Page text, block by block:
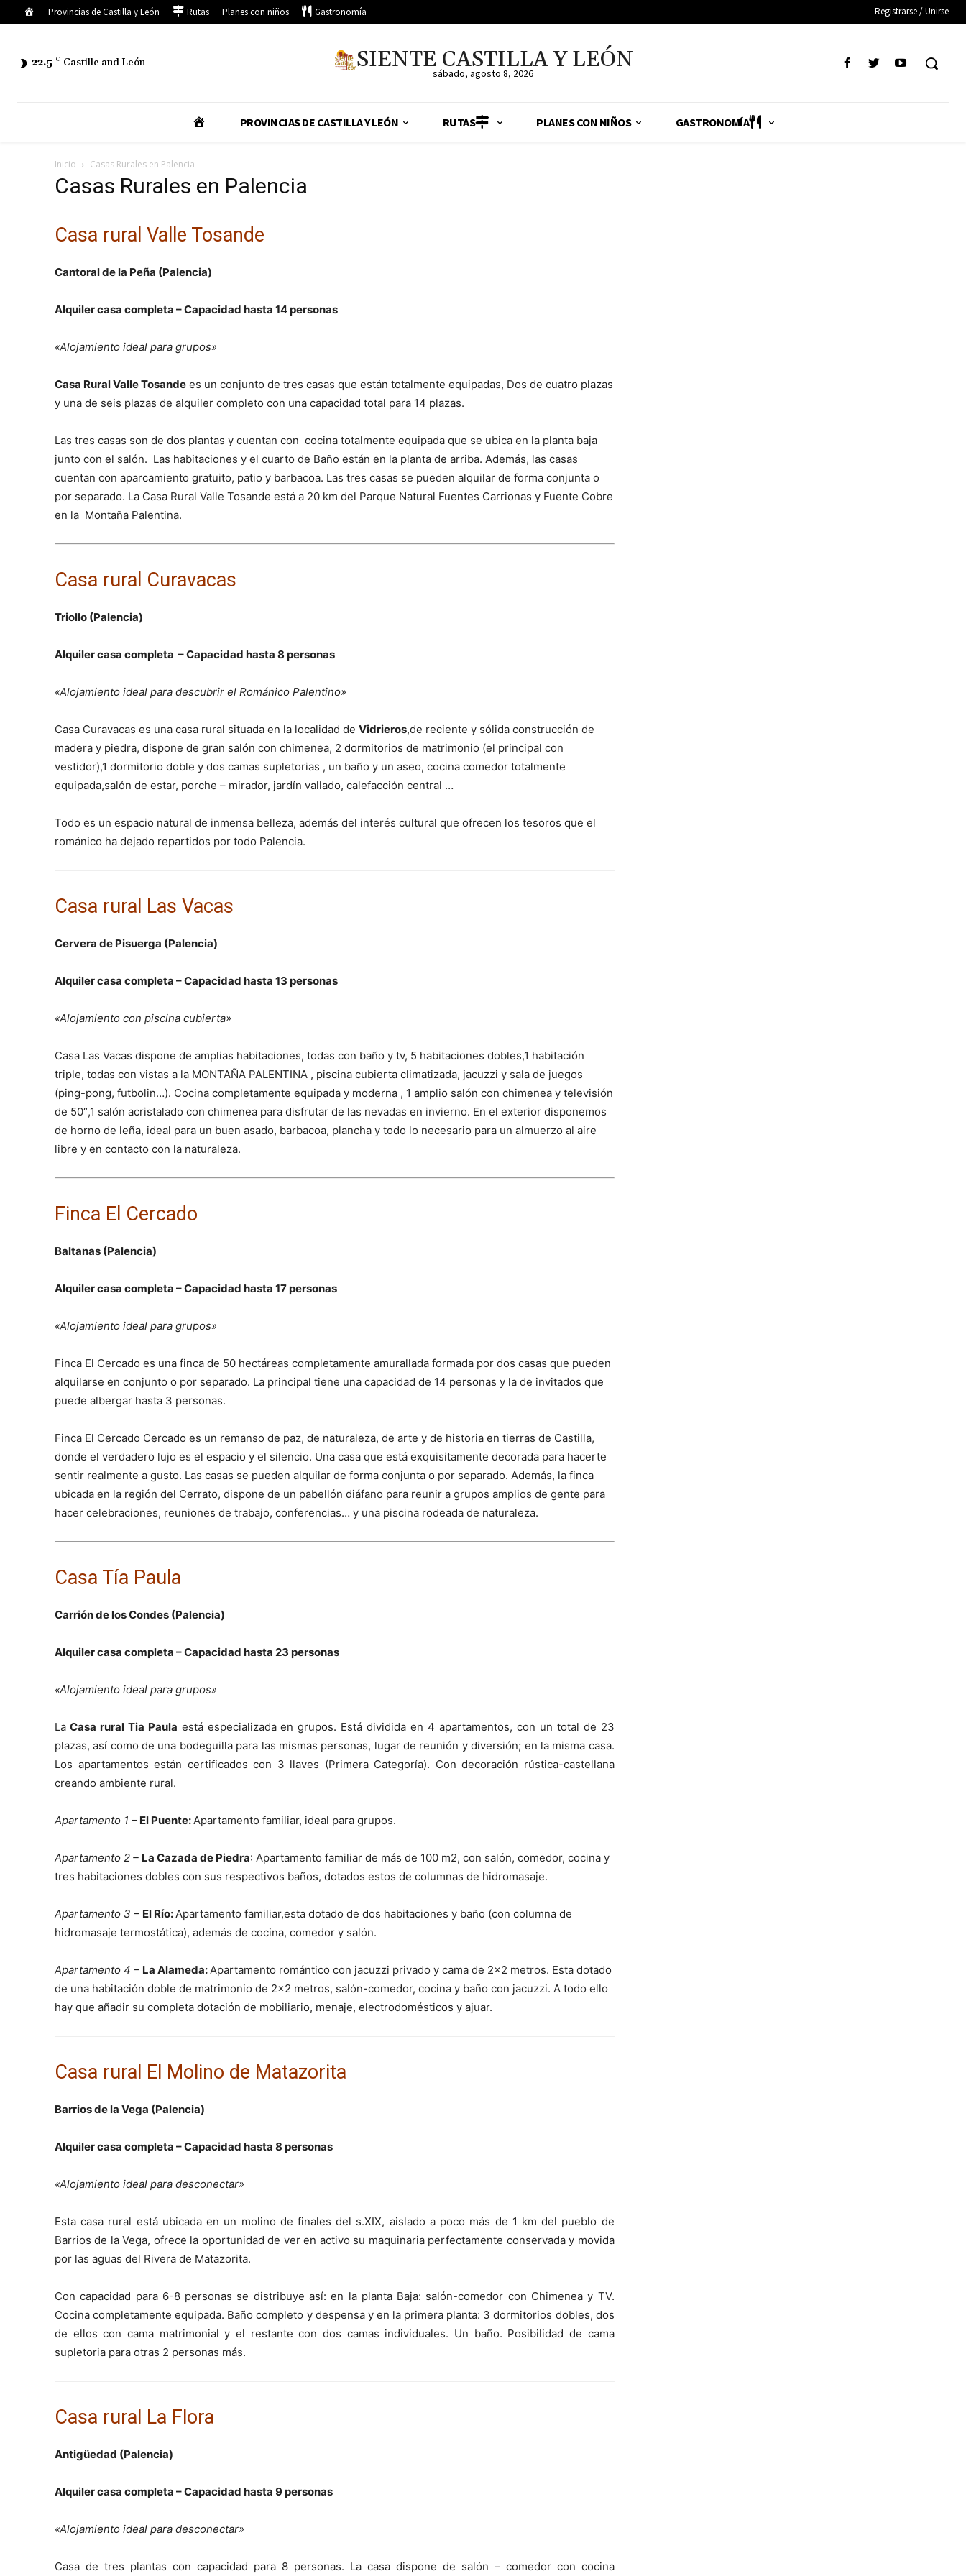
InicioProvincias de Castilla y León Rutas Planes con niños Gastronomía Registrarse / Unirse
22.5 C Castille and León SIENTE CASTILLA Y LEÓN
sábado, agosto 8, 2026
I
C
I
PROVINCIAS DE CASTILLA Y LEÓN RUTAS PLANES CON NIÑOS GASTRONOMÍA
Inicio Casas Rurales en Palencia
Casas Rurales en Palencia
Casa rural Valle Tosande
Cantoral de la Peña (Palencia)
Alquiler casa completa – Capacidad hasta 14 personas
«Alojamiento ideal para grupos»
Casa Rural Valle Tosande es un conjunto de tres casas que están totalmente equipadas, Dos de cuatro plazas
y una de seis plazas de alquiler completo con una capacidad total para 14 plazas.
Las tres casas son de dos plantas y cuentan con cocina totalmente equipada que se ubica en la planta baja
junto con el salón. Las habitaciones y el cuarto de Baño están en la planta de arriba. Además, las casas
cuentan con aparcamiento gratuito, patio y barbacoa. Las tres casas se pueden alquilar de forma conjunta o
por separado. La Casa Rural Valle Tosande está a 20 km del Parque Natural Fuentes Carrionas y Fuente Cobre
en la Montaña Palentina.
Casa rural Curavacas
Triollo (Palencia)
Alquiler casa completa – Capacidad hasta 8 personas
«Alojamiento ideal para descubrir el Románico Palentino»
Casa Curavacas es una casa rural situada en la localidad de Vidrieros,de reciente y sólida construcción de
madera y piedra, dispone de gran salón con chimenea, 2 dormitorios de matrimonio (el principal con
vestidor),1 dormitorio doble y dos camas supletorias , un baño y un aseo, cocina comedor totalmente
equipada,salón de estar, porche – mirador, jardín vallado, calefacción central …
Todo es un espacio natural de inmensa belleza, además del interés cultural que ofrecen los tesoros que el
románico ha dejado repartidos por todo Palencia.
Casa rural Las Vacas
Cervera de Pisuerga (Palencia)
Alquiler casa completa – Capacidad hasta 13 personas
«Alojamiento con piscina cubierta»
Casa Las Vacas dispone de amplias habitaciones, todas con baño y tv, 5 habitaciones dobles,1 habitación
triple, todas con vistas a la MONTAÑA PALENTINA , piscina cubierta climatizada, jacuzzi y sala de juegos
(ping-pong, futbolin…). Cocina completamente equipada y moderna , 1 amplio salón con chimenea y televisión
de 50″,1 salón acristalado con chimenea para disfrutar de las nevadas en invierno. En el exterior disponemos
de horno de leña, ideal para un buen asado, barbacoa, plancha y todo lo necesario para un almuerzo al aire
libre y en contacto con la naturaleza.
Finca El Cercado
Baltanas (Palencia)
Alquiler casa completa – Capacidad hasta 17 personas
«Alojamiento ideal para grupos»
Finca El Cercado es una finca de 50 hectáreas completamente amurallada formada por dos casas que pueden
alquilarse en conjunto o por separado. La principal tiene una capacidad de 14 personas y la de invitados que
puede albergar hasta 3 personas.
Finca El Cercado Cercado es un remanso de paz, de naturaleza, de arte y de historia en tierras de Castilla,
donde el verdadero lujo es el espacio y el silencio. Una casa que está exquisitamente decorada para hacerte
sentir realmente a gusto. Las casas se pueden alquilar de forma conjunta o por separado. Además, la finca
ubicada en la región del Cerrato, dispone de un pabellón diáfano para reunir a grupos amplios de gente para
hacer celebraciones, reuniones de trabajo, conferencias… y una piscina rodeada de naturaleza.
Casa Tía Paula
Carrión de los Condes (Palencia)
Alquiler casa completa – Capacidad hasta 23 personas
«Alojamiento ideal para grupos»
La Casa rural Tia Paula está especializada en grupos. Está dividida en 4 apartamentos, con un total de 23
plazas, así como de una bodeguilla para las mismas personas, lugar de reunión y diversión; en la misma casa.
Los apartamentos están certificados con 3 llaves (Primera Categoría). Con decoración rústica-castellana
creando ambiente rural.
Apartamento 1 – El Puente:Apartamento familiar, ideal para grupos.
Apartamento 2 – La Cazada de Piedra: Apartamento familiar de más de 100 m2, con salón, comedor, cocina y
tres habitaciones dobles con sus respectivos baños, dotados estos de columnas de hidromasaje.
Apartamento 3 – El Río:Apartamento familiar,esta dotado de dos habitaciones y baño (con columna de
hidromasaje termostática), además de cocina, comedor y salón.
Apartamento 4 – La Alameda:Apartamento romántico con jacuzzi privado y cama de 2×2 metros. Esta dotado
de una habitación doble de matrimonio de 2×2 metros, salón-comedor, cocina y baño con jacuzzi. A todo ello
hay que añadir su completa dotación de mobiliario, menaje, electrodomésticos y ajuar.
Casa rural El Molino de Matazorita
Barrios de la Vega (Palencia)
Alquiler casa completa – Capacidad hasta 8 personas
«Alojamiento ideal para desconectar»
Esta casa rural está ubicada en un molino de finales del s.XIX, aislado a poco más de 1 km del pueblo de
Barrios de la Vega, ofrece la oportunidad de ver en activo su maquinaria perfectamente conservada y movida
por las aguas del Rivera de Matazorita.
Con capacidad para 6-8 personas se distribuye así: en la planta Baja: salón-comedor con Chimenea y TV.
Cocina completamente equipada. Baño completo y despensa y en la primera planta: 3 dormitorios dobles, dos
de ellos con cama matrimonial y el restante con dos camas individuales. Un baño. Posibilidad de cama
supletoria para otras 2 personas más.
Casa rural La Flora
Antigüedad (Palencia)
Alquiler casa completa – Capacidad hasta 9 personas
«Alojamiento ideal para desconectar»
Casa de tres plantas con capacidad para 8 personas. La casa dispone de salón – comedor con cocina